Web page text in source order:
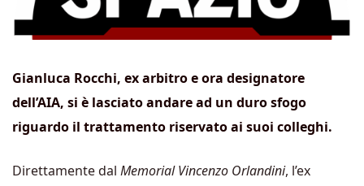
Gianluca Rocchi, ex arbitro e ora designatore
dell’AIA, si è lasciato andare ad un duro sfogo
riguardo il trattamento riservato ai suoi colleghi.
Direttamente dal Memorial Vincenzo Orlandini, l’ex